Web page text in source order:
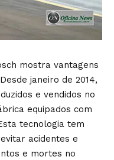
mostra vantagens
janeiro de 2014,
e vendidos no
equipados com
tecnologia tem
acidentes e
e mortes no